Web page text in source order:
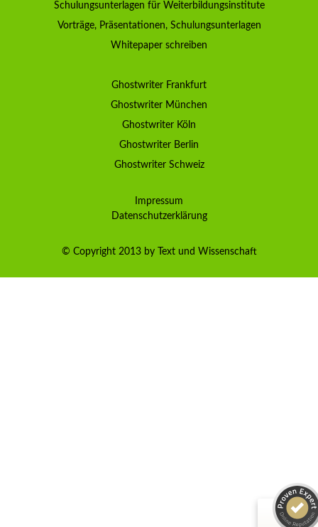
Schulungsunterlagen für Weiterbildungsinstitute
Vorträge, Präsentationen, Schulungsunterlagen
Whitepaper schreiben
Ghostwriter Frankfurt
Ghostwriter München
Ghostwriter Köln
Ghostwriter Berlin
Ghostwriter Schweiz
Impressum
Datenschutzerklärung
© Copyright 2013 by Text und Wissenschaft
72